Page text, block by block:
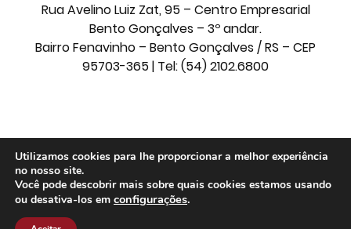
Rua Avelino Luiz Zat, 95 – Centro Empresarial
Bento Gonçalves – 3º andar.
Bairro Fenavinho – Bento Gonçalves / RS – CEP
95703-365 | Tel: (54) 2102.6800
© 2026 Movelsul. Todos os direitos reservados.
Utilizamos cookies para lhe proporcionar a melhor experiência
no nosso site.
Você pode descobrir mais sobre quais cookies estamos usando
ou desativa-los em configurações.